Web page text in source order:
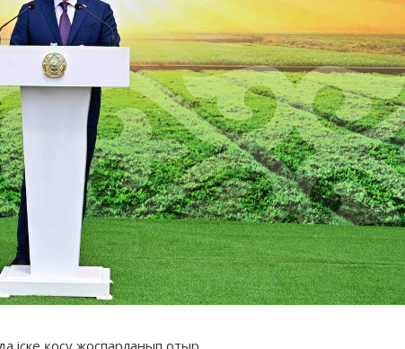
іске қосу жоспарланып отыр.